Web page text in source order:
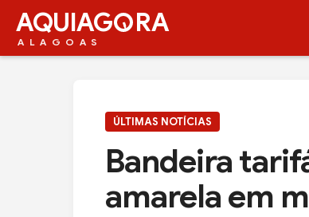
AQUIAG RA
ALAGOAS
ÚLTIMAS NOTÍCIAS
Bandeira
amarela em